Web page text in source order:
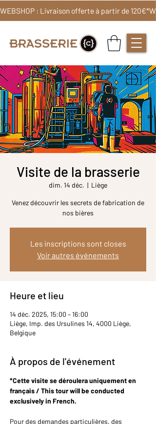
WEBSHOP : Livraison offerte à partir de 120€*
Visite de la brasserie
dim. 14 déc.
  |
Liège
Venez découvrir les secrets de fabrication de
nos bières
Les inscriptions sont closes
Voir autres événements
Heure et lieu
14 déc. 2025, 15:00 – 16:00
Liège, Imp. des Ursulines 14, 4000 Liège,
Belgique
À propos de l'événement
*Cette visite se déroulera uniquement en
français / This tour will be conducted
exclusively in French.
Pour des demandes particulières, des